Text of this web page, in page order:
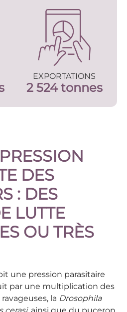
EXPORTATIONS
2 524 tonnes
DES
: DES
LUTTE
OU TRÈS
une pression parasitaire
par une multiplication des
la Drosophila
cerasi, ainsi que du puceron